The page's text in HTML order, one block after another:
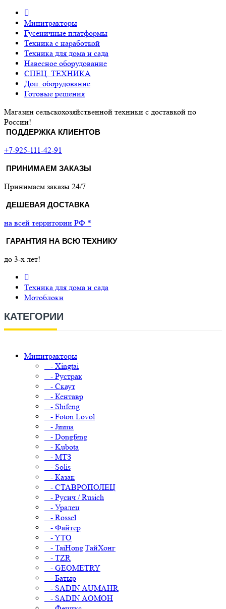
Минитракторы
Гусеничные платформы
Техника с наработкой
Техника для дома и сада
Навесное оборудование
СПЕЦ. ТЕХНИКА
Доп. оборудование
Готовые решения
Магазин сельскохозяйственной техники с доставкой по
России!
ПОДДЕРЖКА КЛИЕНТОВ
+7-925-111-42-91
ПРИНИМАЕМ ЗАКАЗЫ
Принимаем заказы 24/7
ДЕШЕВАЯ ДОСТАВКА
на всей территории РФ *
ГАРАНТИЯ НА ВСЮ ТЕХНИКУ
до 3-х лет!
Техника для дома и сада
Мотоблоки
КАТЕГОРИИ
Минитракторы
- Xingtai
- Рустрак
- Скаут
- Кентавр
- Shifeng
- Foton Lovol
- Jinma
- Dongfeng
- Kubota
- МТЗ
- Solis
- Казак
- СТАВРОПОЛЕЦ
- Русич / Rusich
- Уралец
- Rossel
- Файтер
- YTO
- TaiHong|ТайХонг
- TZR
- GEOMETRY
- Батыр
- SADIN AUMAHR
- SADIN AOMOH